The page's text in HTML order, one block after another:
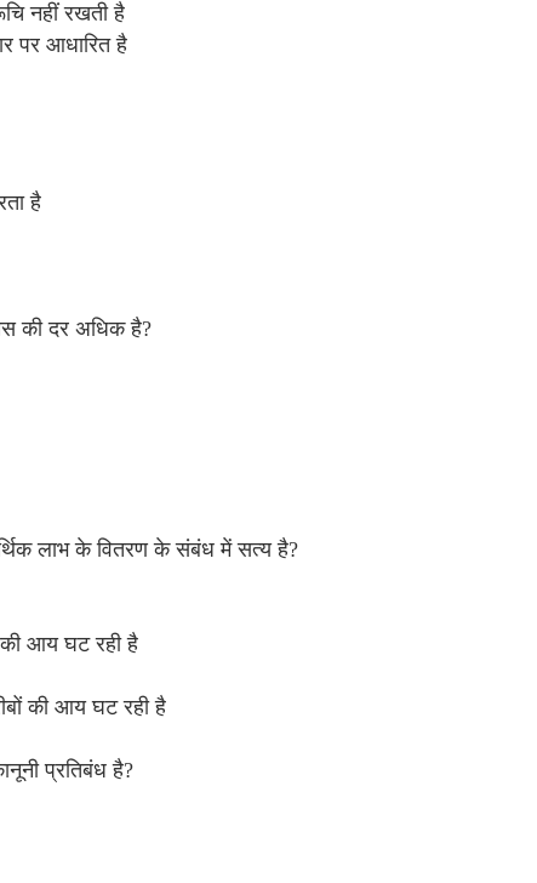
नहीं रखती है
पर आधारित है
है
की दर अधिक है?
लाभ के वितरण के संबंध में सत्य है?
की आय घट रही है
की आय घट रही है
प्रतिबंध है?